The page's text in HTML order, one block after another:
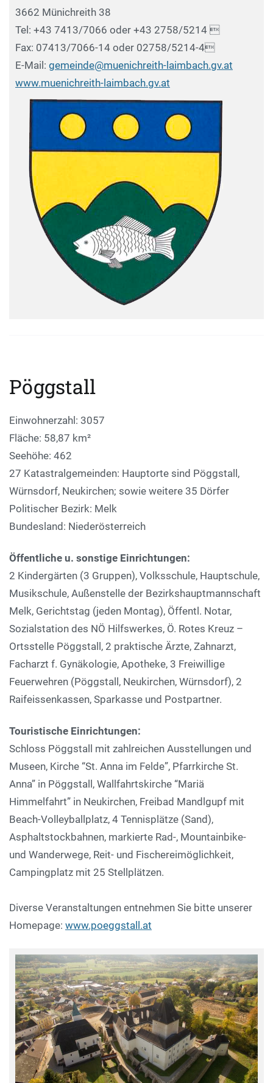
3662 Münichreith 38
Tel: +43 7413/7066 oder +43 2758/5214 
Fax: 07413/7066-14 oder 02758/5214-4
E-Mail: gemeinde@muenichreith-laimbach.gv.at
www.muenichreith-laimbach.gv.at
Pöggstall
Einwohnerzahl: 3057
Fläche: 58,87 km²
Seehöhe: 462
27 Katastralgemeinden: Hauptorte sind Pöggstall,
Würnsdorf, Neukirchen; sowie weitere 35 Dörfer
Politischer Bezirk: Melk
Bundesland: Niederösterreich
Öffentliche u. sonstige Einrichtungen:
2 Kindergärten (3 Gruppen), Volksschule, Hauptschule,
Musikschule, Außenstelle der Bezirkshauptmannschaft
Melk, Gerichtstag (jeden Montag), Öffentl. Notar,
Sozialstation des NÖ Hilfswerkes, Ö. Rotes Kreuz –
Ortsstelle Pöggstall, 2 praktische Ärzte, Zahnarzt,
Facharzt f. Gynäkologie, Apotheke, 3 Freiwillige
Feuerwehren (Pöggstall, Neukirchen, Würnsdorf), 2
Raifeissenkassen, Sparkasse und Postpartner.
Touristische Einrichtungen:
Schloss Pöggstall mit zahlreichen Ausstellungen und
Museen, Kirche “St. Anna im Felde”, Pfarrkirche St.
Anna” in Pöggstall, Wallfahrtskirche “Mariä
Himmelfahrt” in Neukirchen, Freibad Mandlgupf mit
Beach-Volleyballplatz, 4 Tennisplätze (Sand),
Asphaltstockbahnen, markierte Rad-, Mountainbike-
und Wanderwege, Reit- und Fischereimöglichkeit,
Campingplatz mit 25 Stellplätzen.
Diverse Veranstaltungen entnehmen Sie bitte unserer
Homepage: www.poeggstall.at